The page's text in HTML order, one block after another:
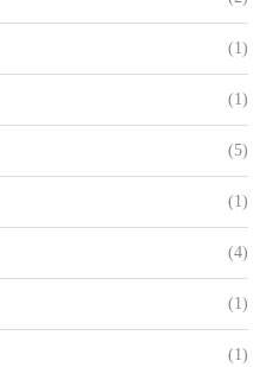
(1)
(1)
(5)
(1)
(4)
(1)
(1)